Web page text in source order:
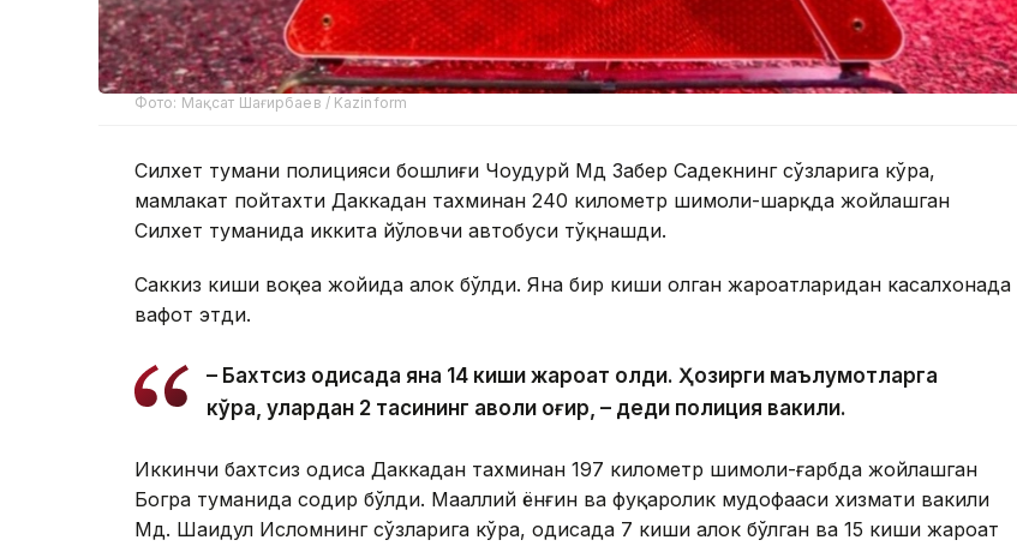
Фото: Мақсат Шағирбаев / Kazinform
Силхет тумани полицияси бошлиғи Чоудҳурй Мд Забер Садекнинг сўзларига кўра,
мамлакат пойтахти Даккадан тахминан 240 километр шимоли-шарқда жойлашган
Силхет туманида иккита йўловчи автобуси тўқнашди.
Саккиз киши воқеа жойида ҳалок бўлди. Яна бир киши олган жароҳатларидан касалхонада
вафот этди.
– Бахтсиз ҳодисада яна 14 киши жароҳат олди. Ҳозирги маълумотларга
кўра, улардан 2 тасининг аҳволи оғир, – деди полиция вакили.
Иккинчи бахтсиз ҳодиса Даккадан тахминан 197 километр шимоли-ғарбда жойлашган
Богра туманида содир бўлди. Маҳаллий ёнғин ва фуқаролик мудофааси хизмати вакили
Мд. Шаҳидул Исломнинг сўзларига кўра, ҳодисада 7 киши ҳалок бўлган ва 15 киши жароҳат